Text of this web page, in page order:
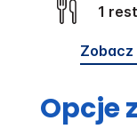
1
Opcje